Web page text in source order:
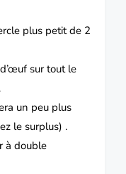
plus petit de 2
sur tout le
un peu plus
le surplus) .
à double